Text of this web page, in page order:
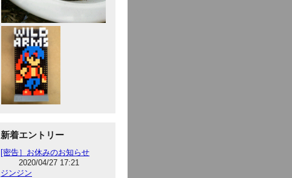
新着エントリー
[密告］お休みのお知らせ
2020/04/27 17:21
ジンジン